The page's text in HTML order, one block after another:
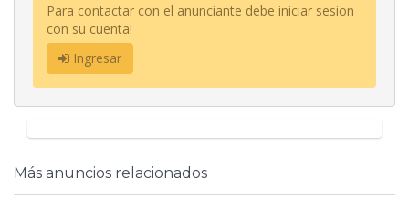
Para contactar con el anunciante debe iniciar sesion
con su cuenta!
Ingresar
Más anuncios relacionados